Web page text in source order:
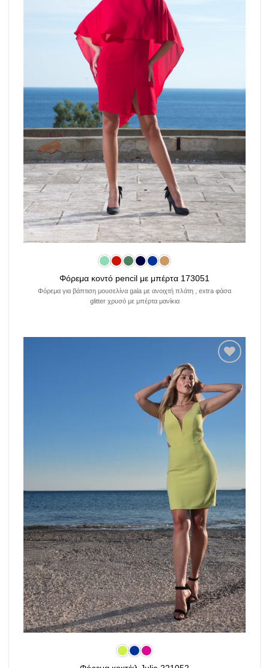
Φόρεμα κοντό pencil με μπέρτα 173051
Φόρεμα για βάπτιση μουσελίνα gala με ανοιχτή πλάτη , extra φάσα
glitter χρυσό με μπέρτα μανίκια
wishlist